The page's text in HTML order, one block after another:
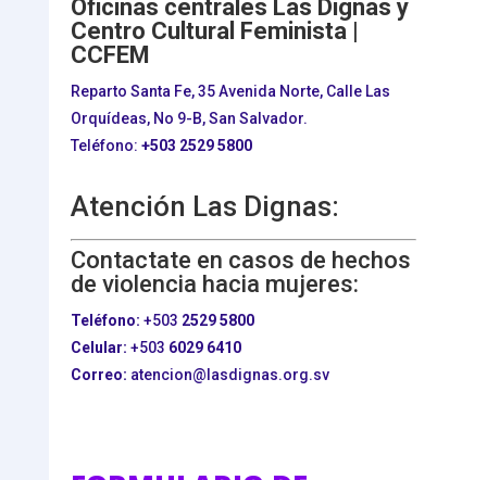
Oficinas centrales Las Dignas y
Centro Cultural Feminista |
CCFEM
Reparto Santa Fe, 35 Avenida Norte, Calle Las
Orquídeas, No 9-B, San Salvador.
Teléfono: +503 2529 5800
Atención Las Dignas:
Contactate en casos de hechos
de violencia hacia mujeres:
Teléfono: +503 2529 5800
Celular: +503 6029 6410
Correo: atencion@lasdignas.org.sv